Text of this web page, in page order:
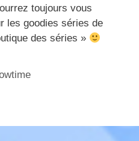
toujours vous
les goodies séries de
des séries »